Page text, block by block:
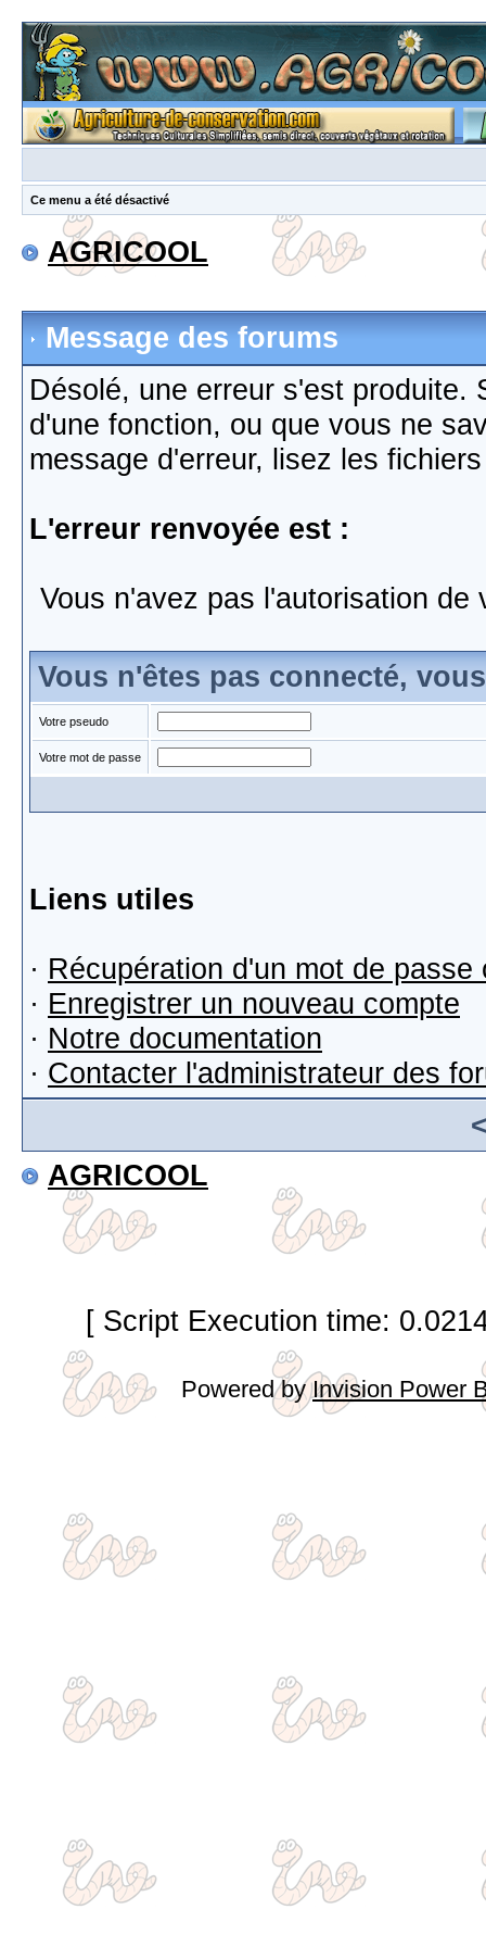
Ce menu a été désactivé
AGRICOOL
Message des forums
Désolé, une erreur s'est produite.
d'une fonction, ou que vous ne
message d'erreur, lisez les
L'erreur renvoyée est :
Vous n'avez pas l'autorisation de
Vous n'êtes pas connecté,
Votre pseudo
Votre mot de passe
Liens utiles
· Récupération d'un mot de passe
· Enregistrer un nouveau compte
· Notre documentation
· Contacter l'administrateur des
AGRICOOL
[ Script Execution time:
Powered byInvision Power